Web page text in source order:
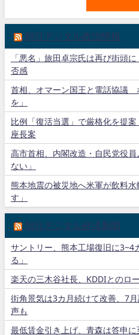
朝日デジタル政治情報
「悪名」旅田卓宗氏は再び街頭
否感
首相、オマーン国王と電話協議
を」
比例「復活当選」で厳格化を提
座長案
高市首相、内閣改造・自民党役
ない」
熊本地震の被災地へ米軍が飲料
す」
朝日デジタル経済新聞
サントリー、熊本工場復旧に
る」
楽天の三木谷社長、KDDIとのロ
街角景気は3カ月続けて改善、7
声も
最低賃金引き上げ、青森は答申